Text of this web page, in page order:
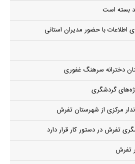
بسته است
اطلاعات با حضور مدیران استانی
دخترانه سرهنگ غفوری
گردشگری
مرکزی از شهرستان تفرش
تفرش در دستور کار قرار دارد